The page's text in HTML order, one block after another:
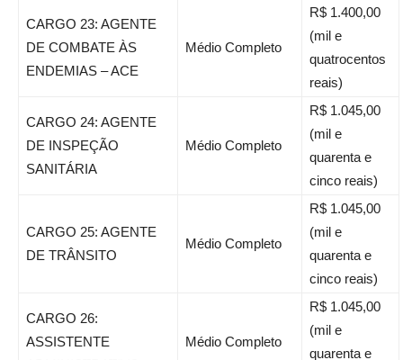
CARGO 23: AGENTE
DE COMBATE ÀS
ENDEMIAS – ACE
Médio Completo
R$ 1.400,00
(mil e
quatrocentos
reais)
CARGO 24: AGENTE
DE INSPEÇÃO
SANITÁRIA
Médio Completo
R$ 1.045,00
(mil e
quarenta e
cinco reais)
CARGO 25: AGENTE
DE TRÂNSITO
Médio Completo
R$ 1.045,00
(mil e
quarenta e
cinco reais)
CARGO 26:
ASSISTENTE
Médio Completo
R$ 1.045,00
(mil e
quarenta e